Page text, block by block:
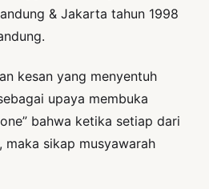
& Jakarta tahun 1998
kesan yang menyentuh
upaya membuka
bahwa ketika setiap dari
sikap musyawarah